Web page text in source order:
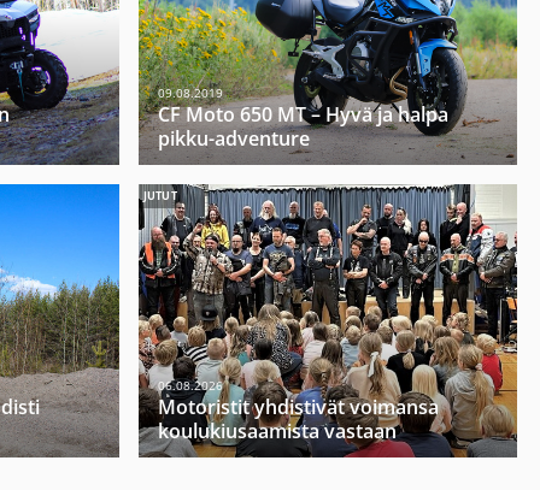
09.08.2019
CF Moto 650 MT – Hyvä ja halpa
pikku-adventure
JUTUT
06.08.2026
Motoristit yhdistivät voimansa
koulukiusaamista vastaan